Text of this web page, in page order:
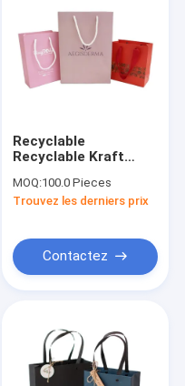
Recyclable
Recyclable Kraft
Own Logo , Custom
Shopping Paper Bag
MOQ:100.0 Pieces
Trouvez les derniers prix
Contactez